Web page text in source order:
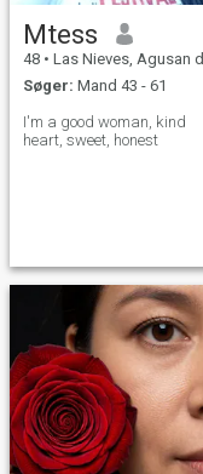
Mtess
48 • Las Nieves, Agusan del Norte, Filippinerne
Søger: Mand 43 - 61
I'm a good woman, kind
heart, sweet, honest